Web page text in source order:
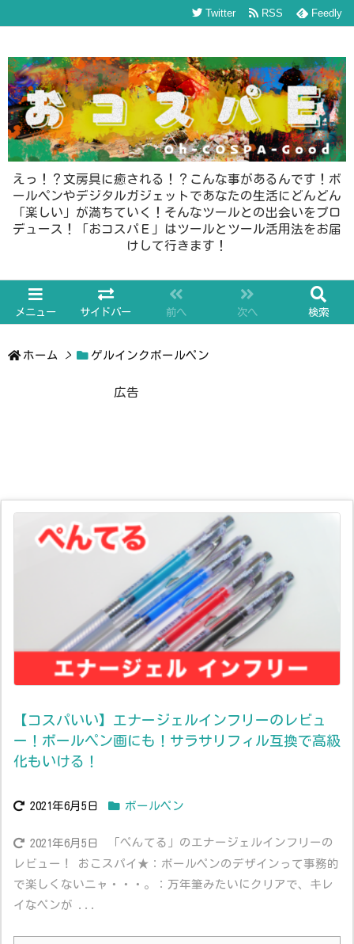
えっ！？文房具に癒される！？こんな事があるんです！ボ
ールペンやデジタルガジェットであなたの生活にどんどん
「楽しい」が満ちていく！そんなツールとの出会いをプロ
デュース！「おコスパＥ」はツールとツール活用法をお届
けして行きます！
メニュー サイドバー 前へ 次へ 検索
Twitter RSS Feedly
ホーム > ゲルインクボールペン
広告
【コスパいい】エナージェルインフリーのレビュ
ー！ボールペン画にも！サラサリフィル互換で高級
化もいける！
2021年6月5日 ボールペン
2021年6月5日
「ぺんてる」のエナージェルインフリーの
レビュー！ おこスパイ★：ボールペンのデザインって事務的
で楽しくないニャ・・・。：万年筆みたいにクリアで、キレ
イなペンが ...